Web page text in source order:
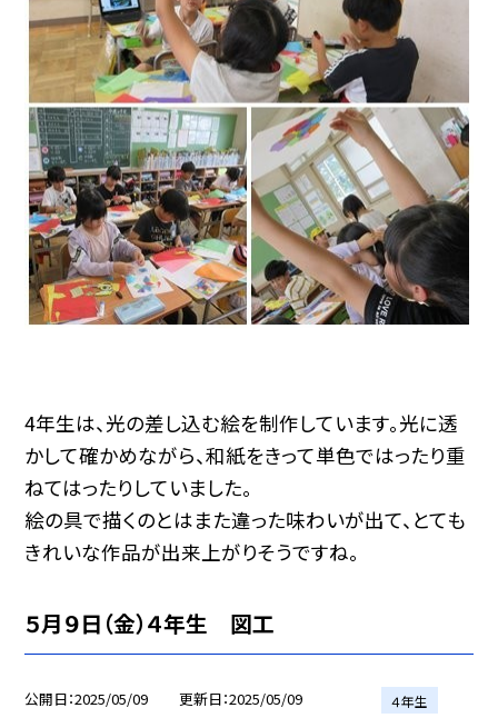
4年生は、光の差し込む絵を制作しています。光に透
かして確かめながら、和紙をきって単色ではったり重
ねてはったりしていました。
絵の具で描くのとはまた違った味わいが出て、とても
きれいな作品が出来上がりそうですね。
５月９日（金）４年生 図工
公開日 2025/05/09 更新日 2025/05/09 ４年生